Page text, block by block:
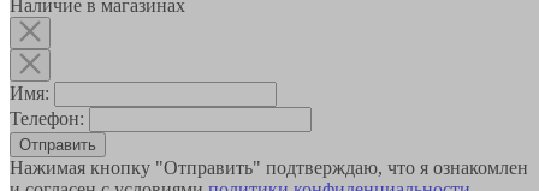
Наличие в магазинах
Имя:
Телефон:
Отправить
Нажимая кнопку "Отправить" подтверждаю, что я ознакомлен